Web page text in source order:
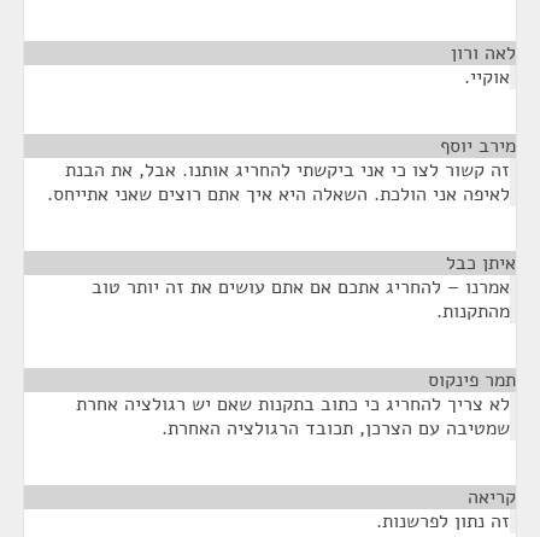
לאה ורון
אוקיי.
מירב יוסף
זה קשור לצו כי אני ביקשתי להחריג אותנו. אבל, את הבנת
לאיפה אני הולכת. השאלה היא איך אתם רוצים שאני אתייחס.
איתן כבל
אמרנו – להחריג אתכם אם אתם עושים את זה יותר טוב
מהתקנות.
תמר פינקוס
לא צריך להחריג כי כתוב בתקנות שאם יש רגולציה אחרת
שמטיבה עם הצרכן, תכובד הרגולציה האחרת.
קריאה
זה נתון לפרשנות.